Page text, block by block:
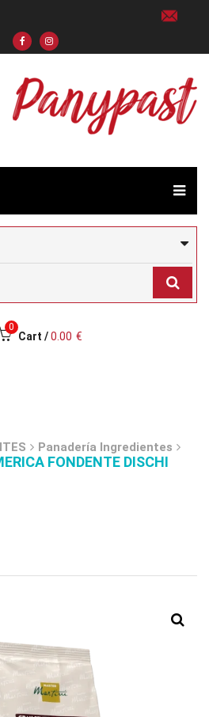
0
Cart / 0.00 €
Panadería Ingredientes
FONDENTE DISCHI